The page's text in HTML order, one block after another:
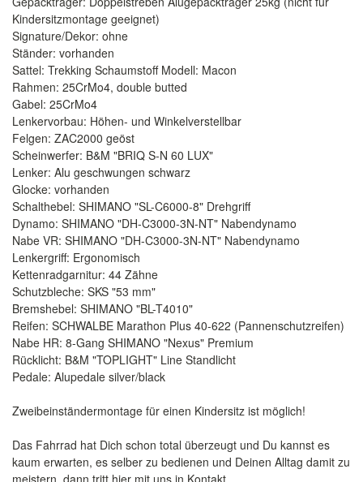
Kindersitzmontage geeignet)
Signature/Dekor: ohne
Ständer: vorhanden
Sattel: Trekking Schaumstoff Modell: Macon
Rahmen: 25CrMo4, double butted
Gabel: 25CrMo4
Lenkervorbau: Höhen- und Winkelverstellbar
Felgen: ZAC2000 geöst
Scheinwerfer: B&M "BRIQ S-N 60 LUX"
Lenker: Alu geschwungen schwarz
Glocke: vorhanden
Schalthebel: SHIMANO "SL-C6000-8" Drehgriff
Dynamo: SHIMANO "DH-C3000-3N-NT" Nabendynamo
Nabe VR: SHIMANO "DH-C3000-3N-NT" Nabendynamo
Lenkergriff: Ergonomisch
Kettenradgarnitur: 44 Zähne
Schutzbleche: SKS "53 mm"
Bremshebel: SHIMANO "BL-T4010"
Reifen: SCHWALBE Marathon Plus 40-622 (Pannenschutzreifen)
Nabe HR: 8-Gang SHIMANO "Nexus" Premium
Rücklicht: B&M "TOPLIGHT" Line Standlicht
Pedale: Alupedale silver/black
Zweibeinständermontage für einen Kindersitz ist möglich!
Das Fahrrad hat Dich schon total überzeugt und Du kannst es
kaum erwarten, es selber zu bedienen und Deinen Alltag damit zu
meistern, dann tritt hier mit uns in Kontakt.